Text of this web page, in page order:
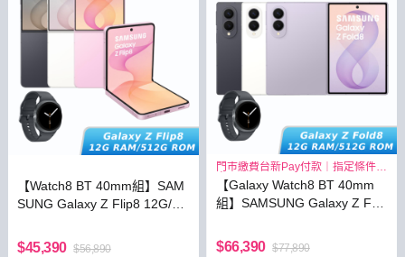
【Watch8 BT 40mm組】SAM
SUNG Galaxy Z Flip8 12G/51
$45,390 $56,890
門市繳費台新Pay付款｜指定條件最
高3.8%
【Galaxy Watch8 BT 40mm
組】SAMSUNG Galaxy Z Fol
$66,390 $77,890